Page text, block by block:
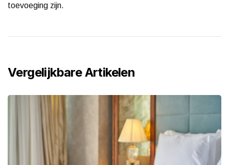
toevoeging zijn.
Vergelijkbare Artikelen